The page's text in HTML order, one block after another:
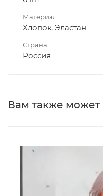
Материал
Хлопок, Эластан
Страна
Россия
Вам также может